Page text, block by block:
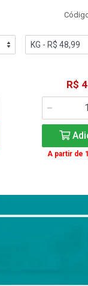
R$
A partir de